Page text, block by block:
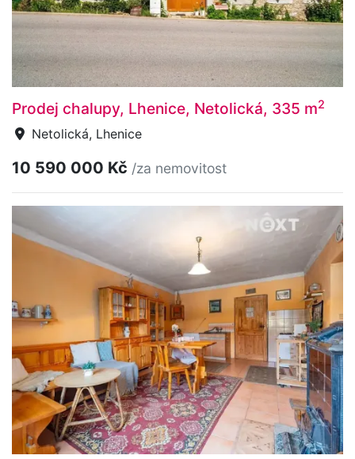
Prodej chalupy, Lhenice, Netolická, 335 m2
Netolická, Lhenice
10 590 000 Kč /za nemovitost